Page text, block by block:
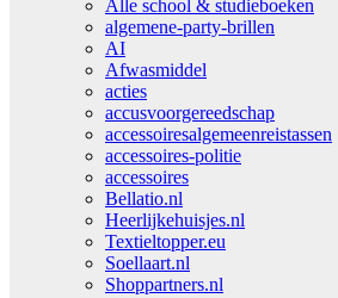
Alle school & studieboeken
algemene-party-brillen
AI
Afwasmiddel
acties
accusvoorgereedschap
accessoiresalgemeenreistassen
accessoires-politie
accessoires
Bellatio.nl
Heerlijkehuisjes.nl
Textieltopper.eu
Soellaart.nl
Shoppartners.nl